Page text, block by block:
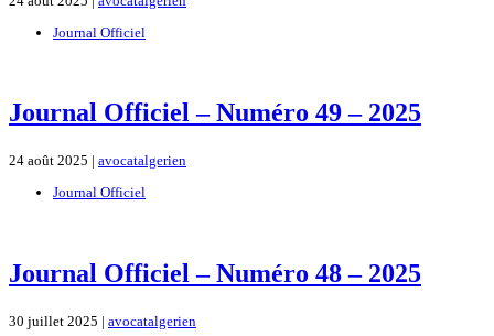
Journal Officiel
Journal Officiel – Numéro 49 – 2025
24 août 2025 | avocatalgerien
Journal Officiel
Journal Officiel – Numéro 48 – 2025
30 juillet 2025 | avocatalgerien